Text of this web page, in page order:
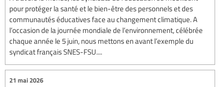
pour protéger la santé et le bien-être des personnels et des
communautés éducatives face au changement climatique. A
l’occasion de la journée mondiale de l’environnement, célébrée
chaque année le 5 juin, nous mettons en avant l’exemple du
syndicat français SNES-FSU....
21 mai 2026